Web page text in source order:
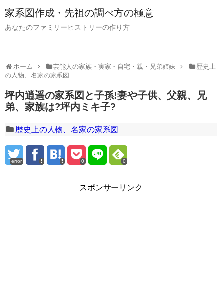
家系図作成・先祖の調べ方の極意
あなたのファミリーヒストリーの作り方
ホーム 芸能人の家族・実家・自宅・親・兄弟姉妹
歴史上
の人物、名家の家系図
坪内逍遥の家系図と子孫!妻や子供、父親、兄
弟、家族は?坪内ミキ子?
歴史上の人物、名家の家系図
error 0 0
スポンサーリンク